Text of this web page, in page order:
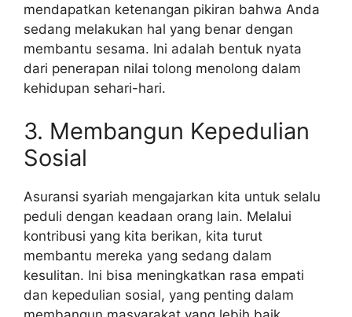
mendapatkan ketenangan pikiran bahwa Anda
sedang melakukan hal yang benar dengan
membantu sesama. Ini adalah bentuk nyata
dari penerapan nilai tolong menolong dalam
kehidupan sehari-hari.
3. Membangun Kepedulian
Sosial
Asuransi syariah mengajarkan kita untuk selalu
peduli dengan keadaan orang lain. Melalui
kontribusi yang kita berikan, kita turut
membantu mereka yang sedang dalam
kesulitan. Ini bisa meningkatkan rasa empati
dan kepedulian sosial, yang penting dalam